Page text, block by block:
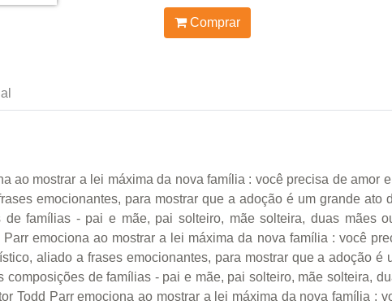
Comprar
ao mostrar a lei máxima da nova família : você precisa de amor
emocionantes, para mostrar que a adoção é um grande ato
de famílias - pai e mãe, pai solteiro, mãe solteira, duas mães
emociona ao mostrar a lei máxima da nova família : você
aliado a frases emocionantes, para mostrar que a adoção é
composições de famílias - pai e mãe, pai solteiro, mãe solteira,
Todd Parr emociona ao mostrar a lei máxima da nova família :